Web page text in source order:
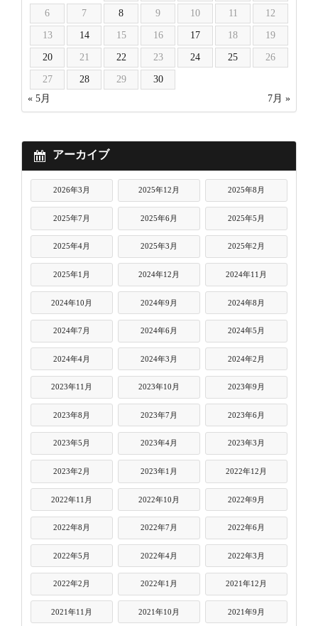
6 7 8 9 10 11 12
13 14 15 16 17 18 19
20 21 22 23 24 25 26
27 28 29
30
« 5月
7月 »
アーカイブ
2026年3月 2025年12月 2025年8月
2025年7月 2025年6月 2025年5月
2025年4月 2025年3月 2025年2月
2025年1月 2024年12月 2024年11月
2024年10月 2024年9月 2024年8月
2024年7月 2024年6月 2024年5月
2024年4月 2024年3月 2024年2月
2023年11月 2023年10月 2023年9月
2023年8月 2023年7月 2023年6月
2023年5月 2023年4月 2023年3月
2023年2月 2023年1月 2022年12月
2022年11月 2022年10月 2022年9月
2022年8月 2022年7月 2022年6月
2022年5月 2022年4月 2022年3月
2022年2月 2022年1月 2021年12月
2021年11月 2021年10月 2021年9月